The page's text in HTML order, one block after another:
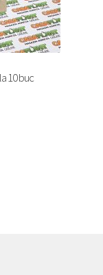
10 buc